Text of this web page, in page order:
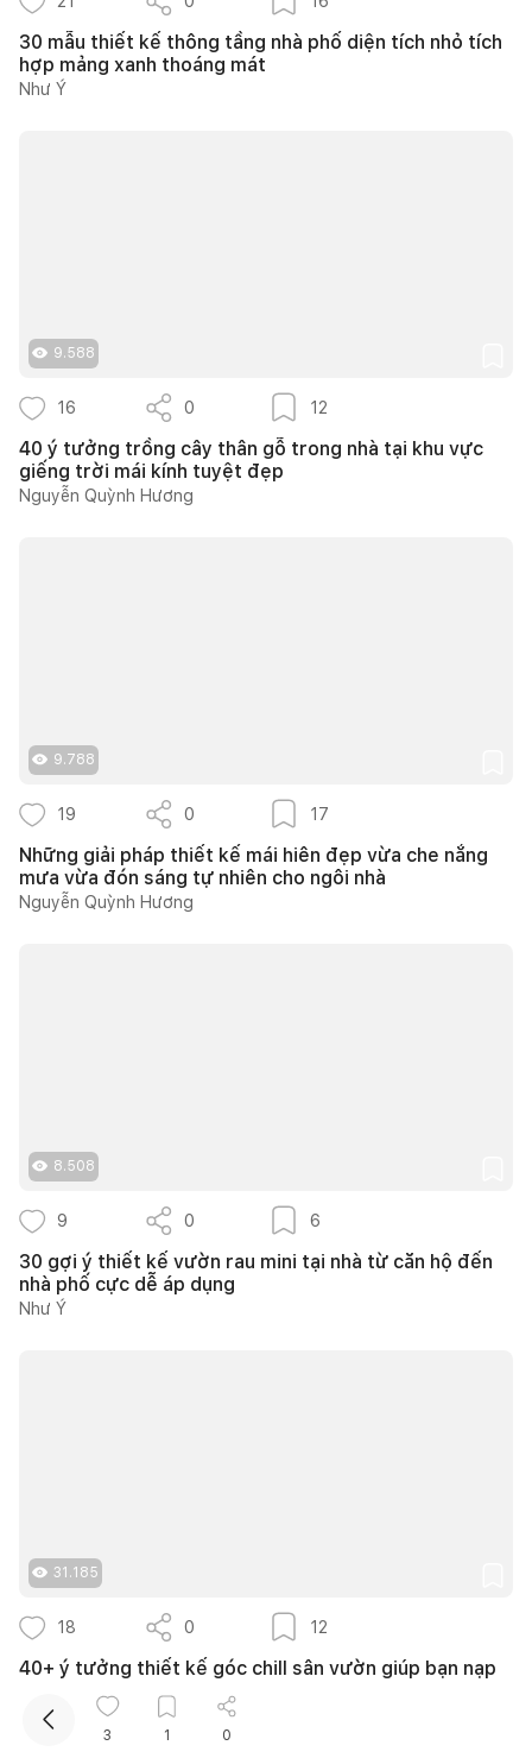
30 mẫu thiết kế thông tầng nhà phố diện tích nhỏ tích
hợp mảng xanh thoáng mát
Như Ý
9.588
16 0 12
40 ý tưởng trồng cây thân gỗ trong nhà tại khu vực
giếng trời mái kính tuyệt đẹp
Nguyễn Quỳnh Hương
9.788
19 0 17
Những giải pháp thiết kế mái hiên đẹp vừa che nắng
mưa vừa đón sáng tự nhiên cho ngôi nhà
Nguyễn Quỳnh Hương
8.508
9 0 6
30 gợi ý thiết kế vườn rau mini tại nhà từ căn hộ đến
nhà phố cực dễ áp dụng
Như Ý
31.185
18 0 12
40+ ý tưởng thiết kế góc chill sân vườn giúp bạn nạp
lại năng lượng bình yên ngay tại nhà
Nguyễn Quỳnh Hương
3 1 0